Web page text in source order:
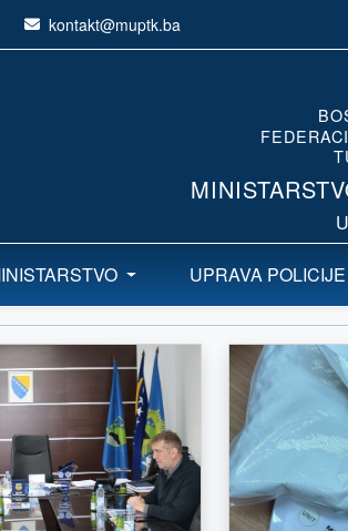
kontakt@muptk.ba
UPRAVA POLICIJE